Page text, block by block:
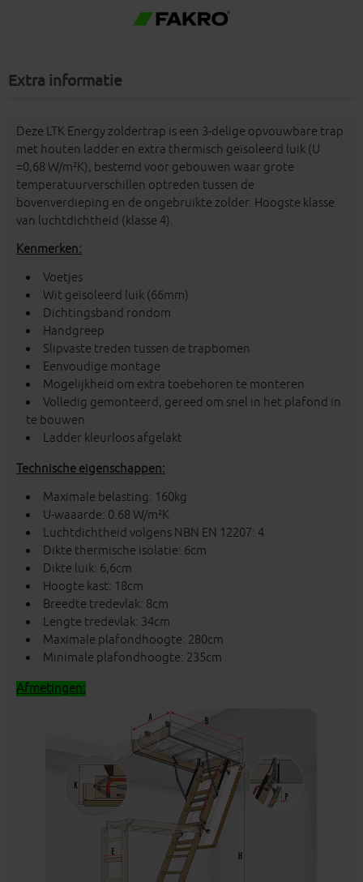
Extra informatie
Deze LTK Energy zoldertrap is een 3-delige opvouwbare trap
met houten ladder en extra thermisch geïsoleerd luik (U
=0,68 W/m²K), bestemd voor gebouwen waar grote
temperatuurverschillen optreden tussen de
bovenverdieping en de ongebruikte zolder. Hoogste klasse
van luchtdichtheid (klasse 4).
Kenmerken:
Voetjes
Wit geïsoleerd luik (66mm)
Dichtingsband rondom
Handgreep
Slipvaste treden tussen de trapbomen
Eenvoudige montage
Mogelijkheid om extra toebehoren te monteren
Volledig gemonteerd, gereed om snel in het plafond in
te bouwen
Ladder kleurloos afgelakt
Technische eigenschappen:
Maximale belasting: 160kg
U-waaarde: 0.68 W/m²K
Luchtdichtheid volgens NBN EN 12207: 4
Dikte thermische isolatie: 6cm
Dikte luik: 6,6cm
Hoogte kast: 18cm
Breedte tredevlak: 8cm
Lengte tredevlak: 34cm
Maximale plafondhoogte: 280cm
Minimale plafondhoogte: 235cm
Afmetingen: